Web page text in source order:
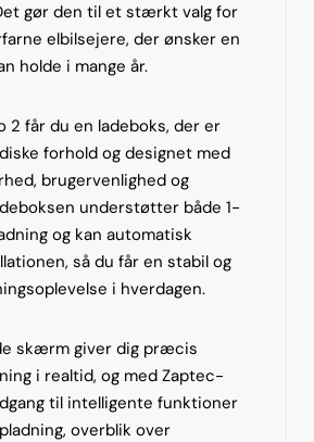
gør den til et stærkt valg for
elbilsejere, der ønsker en
holde i mange år.
2 får du en ladeboks, der er
forhold og designet med
brugervenlighed og
understøtter både 1-
og kan automatisk
så du får en stabil og
i hverdagen.
skærm giver dig præcis
i realtid, og med Zaptec-
til intelligente funktioner
overblik over